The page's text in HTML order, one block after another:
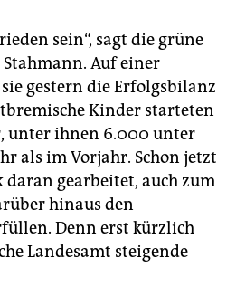
sein“, sagt die grüne
Auf einer
gestern die Erfolgsbilanz
Kinder starteten
unter ihnen 6.000 unter
als im Vorjahr. Schon jetzt
gearbeitet, auch zum
hinaus den
Denn erst kürzlich
Landesamt steigende